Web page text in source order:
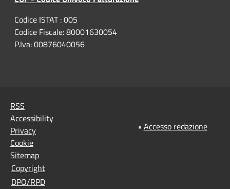
Codice ISTAT : 005
Codice Fiscale: 80001630054
P.Iva: 00876040056
RSS
Accessibility
Privacy
Cookie
Sitemap
Copyright
DPO/RPD
• Accesso redazione